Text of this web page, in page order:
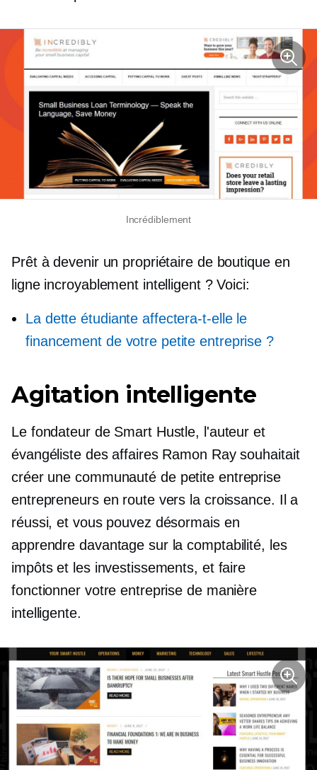
Incrédiblement
Prêt à devenir un propriétaire de boutique en
ligne incroyablement intelligent ? Voici:
La dette étudiante affectera-t-elle le
financement de votre petite entreprise ?
Agitation intelligente
Le fondateur de Smart Hustle, l'auteur et
évangéliste des affaires Ramon Ray souhaitait
créer une communauté de petite entreprise
entrepreneurs en route vers la croissance. Il a
réussi, et vous pouvez désormais en
apprendre davantage sur la comptabilité, les
impôts et les investissements, et faire
fonctionner votre entreprise de manière
intelligente.